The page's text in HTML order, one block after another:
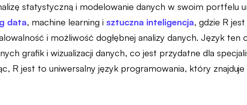
statystyczną i modelowanie danych w swoim portfelu
data, machine learning i sztuczna inteligencja, gdzie R
i możliwość dogłębnej analizy danych. Język ten
grafik i wizualizacji danych, co jest przydatne dla
R jest to uniwersalny język programowania, który